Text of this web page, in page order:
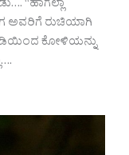
“ಹಾಗೆಲ್ಲಾ
ಅವರಿಗೆ ರುಚಿಯಾಗಿ
ಕೋಳಿಯನ್ನು